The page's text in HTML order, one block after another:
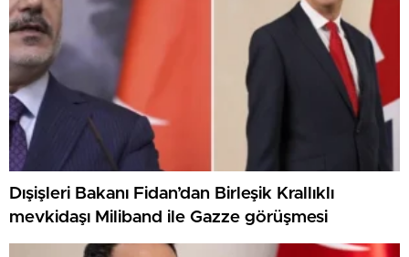
Dışişleri Bakanı Fidan’dan Birleşik Krallıklı
mevkidaşı Miliband ile Gazze görüşmesi